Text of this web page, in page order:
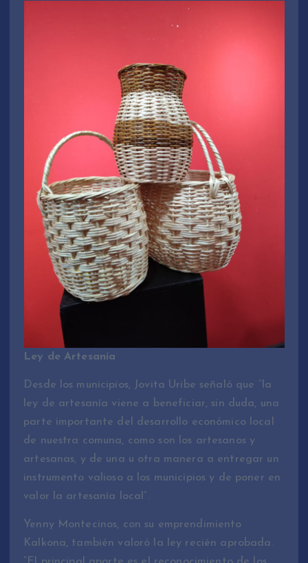
Ley de Artesanía
Desde los municipios, Jovita Uribe señaló que “la
ley de artesanía viene a beneficiar, sin duda, una
parte importante del desarrollo económico local
de nuestra comuna, como son los artesanos y
artesanas, y de una u otra manera a entregar un
instrumento valioso a los municipios y de poner en
valor la artesanía local”.
Yenny Montecinos, con su emprendimiento
Kalkona, también valoró la ley recién aprobada.